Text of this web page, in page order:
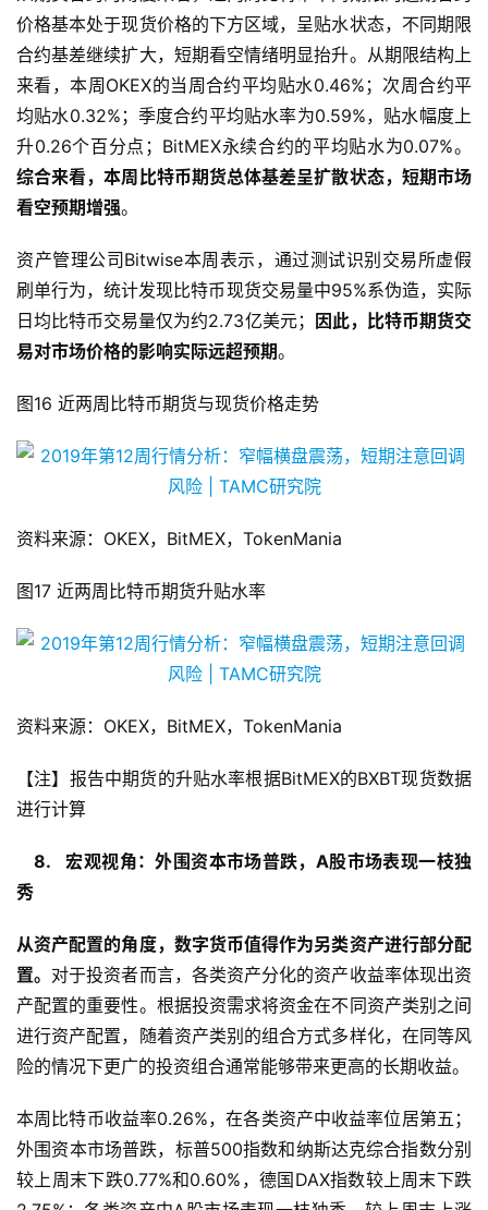
从期货合约的角度来看，近两周比特币不同期限的远期合约
价格基本处于现货价格的下方区域，呈贴水状态，不同期限
合约基差继续扩大，短期看空情绪明显抬升。从期限结构上
来看，本周OKEX的当周合约平均贴水0.46%；次周合约平
均贴水0.32%；季度合约平均贴水率为0.59%，贴水幅度上
升0.26个百分点；BitMEX永续合约的平均贴水为0.07%。
看空预期增强 。
资产管理公司Bitwise本周表示，通过测试识别交易所虚假
刷单行为，统计发现比特币现货交易量中95%系伪造，实际
易对市场价格的影响实际远超预期。
图16 近两周比特币期货与现货价格走势
资料来源：OKEX，BitMEX，TokenMania
图17 近两周比特币期货升贴水率
资料来源：OKEX，BitMEX，TokenMania
进行计算
秀
从资产配置的角度，数字货币值得作为另类资产进行部分配
置。对于投资者而言，各类资产分化的资产收益率体现出资
产配置的重要性。根据投资需求将资金在不同资产类别之间
险的情况下更广的投资组合通常能够带来更高的长期收益。
本周比特币收益率0.26%，在各类资产中收益率位居第五；
外围资本市场普跌，标普500指数和纳斯达克综合指数分别